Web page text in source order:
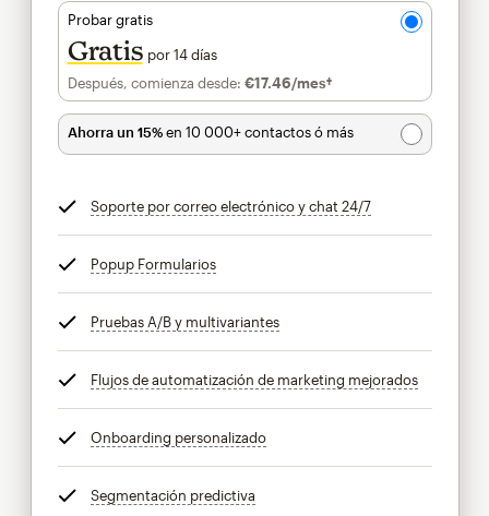
Probar gratis
Gratis por 14 días
Después, comienza desde: €17.46/mes†al mes†
Ahorra un 15%en 10 000+ contactos ó más
Soporte por correo electrónico y chat 24/7info
Popup Formulariosinfo
Pruebas A/B y multivariantesinfo
Flujos de automatización de marketing mejoradosinfo
Onboarding personalizadoinfo
Segmentación predictiva